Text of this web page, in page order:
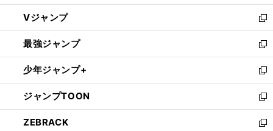
ウ
ィ
ン
ド
ウ
で
開
く
し
い
ウ
ィ
ン
ド
ウ
で
開
く
Vジャンプ
新
し
い
ウ
ィ
ン
ド
ウ
で
最強ジャンプ
新
し
い
ウ
ィ
ン
ド
少年ジャンプ+
新
し
い
ウ
ィ
ジャンプTOON
新
し
い
ZEBRACK
新